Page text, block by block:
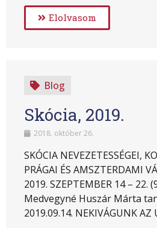
Elolvasom
Blog
Skócia, 2019.
2018. október 26.
SKÓCIA NEVEZETESSÉGEI,
PRÁGAI ÉS AMSZTERDAMI
2019. SZEPTEMBER 14 – 22.
Medvegyné Huszár Márta
2019.09.14. NEKIVÁGUNK AZ